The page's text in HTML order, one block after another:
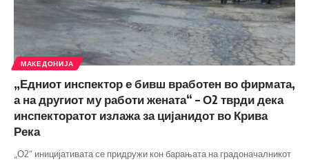
МАКЕДОНИЈА
„Едниот инспектор е бивш вработен во фирмата,
а на другиот му работи жената“ – О2 тврди дека
инспекторатот излажа за цијанидот во Крива
Река
„О2“ иницијативата се придружи кон барањата на градоначалникот